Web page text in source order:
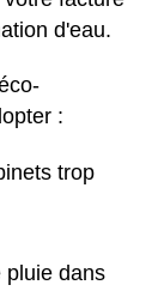
d'eau.
:
trop
pluie dans